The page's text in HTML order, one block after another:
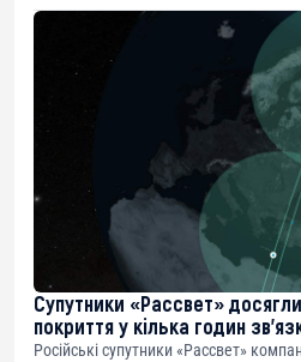
Супутники «Рассвет»
покриття у кілька годин
Російські супутники «Рассвет»